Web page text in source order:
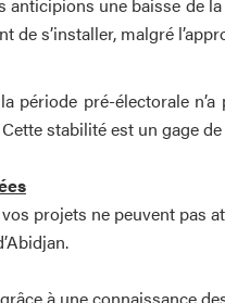
s’installer, malgré
période pré-électorale
stabilité est un gage
projets ne peuvent pas